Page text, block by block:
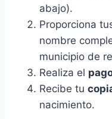
abajo).
Proporciona
nombre
municipio de
Realiza el
Recibe tu
nacimiento.